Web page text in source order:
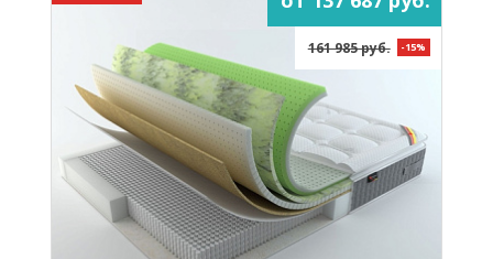
161 985 руб. -15%